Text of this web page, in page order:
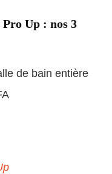
Up : nos 3
de bain entière